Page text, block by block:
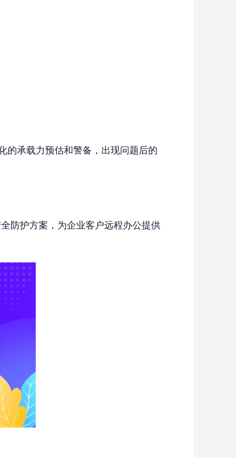
的承载力预估和警备，出现问题后的
防护方案，为企业客户远程办公提供